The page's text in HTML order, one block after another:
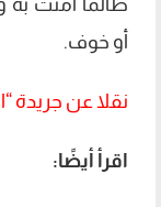
أو خوف.
نقلا عن جريدة
اقرأ أيضًا: